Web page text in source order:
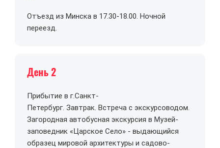
Отъезд из Минска в 17.30-18.00. Ночной
переезд.
День 2
Прибытие в г.Санкт-
Петербург. Завтрак. Встреча с экскурсоводом.
Загородная автобусная экскурсия в Музей-
заповедник «Царское Село» - выдающийся
образец мировой архитектуры и садово-